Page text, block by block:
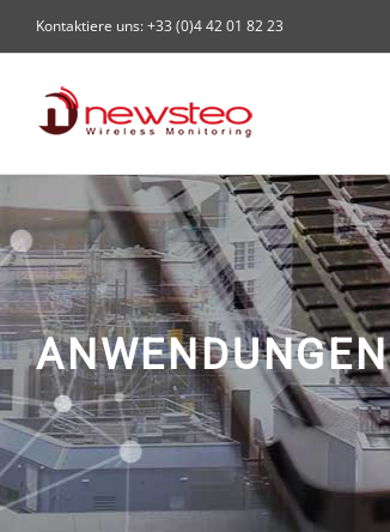
Kontaktiere uns: +33 (0)4 42 01 82 23
ANWENDUNGEN